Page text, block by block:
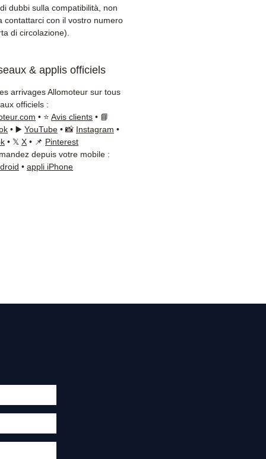
3 mesi inclusa
rapida con
clienti reattivo via
di un consiglio?
al+33 6 38 71 66 54
disponibile) — Lunedì a
9h-18h.
dubbi sulla compatibilità, non
contattarci con il vostro numero
di circolazione).
& applis officiels
arrivages Allomoteur sur tous
officiels :
• ⭐ Avis clients • 📘
• ▶️ YouTube • 📸 Instagram •
• 𝕏 X • 📌 Pinterest
depuis votre mobile :
• appli iPhone